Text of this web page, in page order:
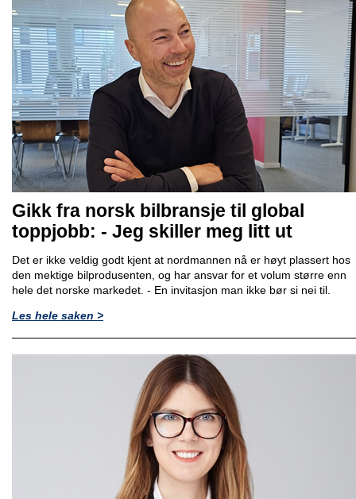
Gikk fra norsk bilbransje til global
toppjobb: - Jeg skiller meg litt ut
Det er ikke veldig godt kjent at nordmannen nå er høyt plassert hos
den mektige bilprodusenten, og har ansvar for et volum større enn
hele det norske markedet. - En invitasjon man ikke bør si nei til.
Les hele saken >